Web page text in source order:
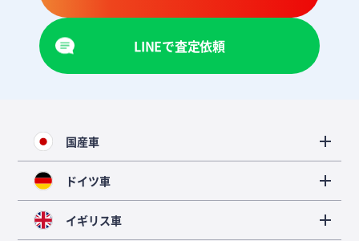
LINEで査定依頼
国産車
ドイツ車
イギリス車